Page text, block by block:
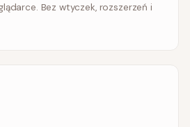
Bez wtyczek, rozszerzeń i